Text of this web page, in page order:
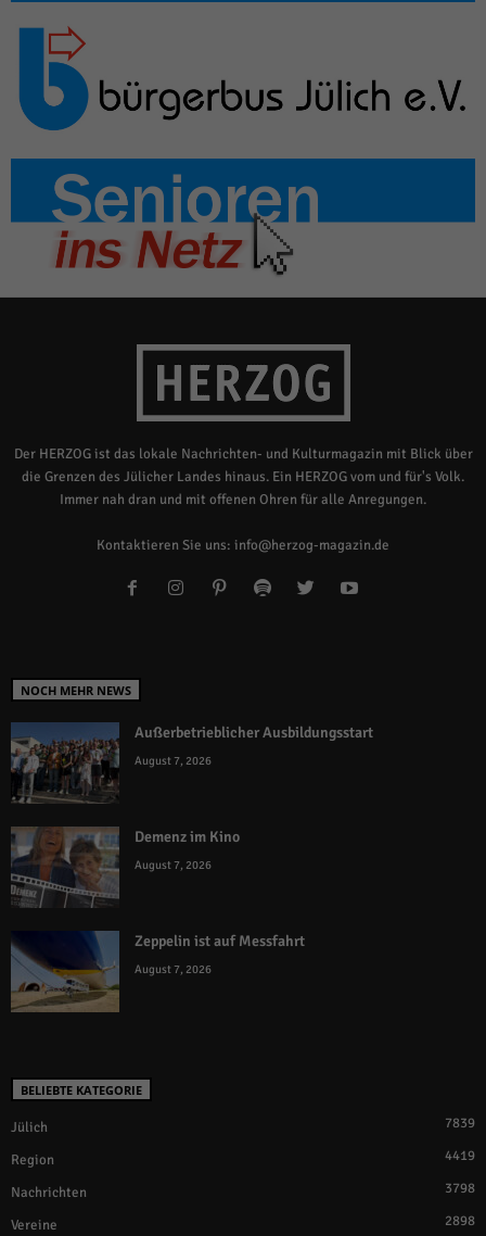
Der HERZOG ist das lokale Nachrichten- und Kulturmagazin mit Blick über
die Grenzen des Jülicher Landes hinaus. Ein HERZOG vom und für's Volk.
Immer nah dran und mit offenen Ohren für alle Anregungen.
Kontaktieren Sie uns: info@herzog-magazin.de
NOCH MEHR NEWS
Außerbetrieblicher Ausbildungsstart
August 7, 2026
Demenz im Kino
August 7, 2026
Zeppelin ist auf Messfahrt
August 7, 2026
BELIEBTE KATEGORIE
Jülich 7839
Region 4419
Nachrichten 3798
Vereine 2898